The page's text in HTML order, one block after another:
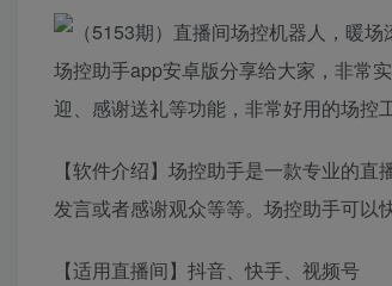
场控助手app安卓版分享给大家，非常
迎、感谢送礼等功能，非常好用的场控
【软件介绍】场控助手是一款专业的
发言或者感谢观众等等。场控助手可以
【适用直播间】抖音、快手、视频号